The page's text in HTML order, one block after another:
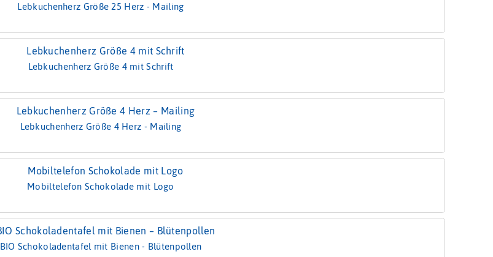
Lebkuchenherz Größe 25 Herz - Mailing
Lebkuchenherz Größe 4 mit Schrift
Lebkuchenherz Größe 4 Herz - Mailing
Mobiltelefon Schokolade mit Logo
BIO Schokoladentafel mit Bienen - Blütenpollen